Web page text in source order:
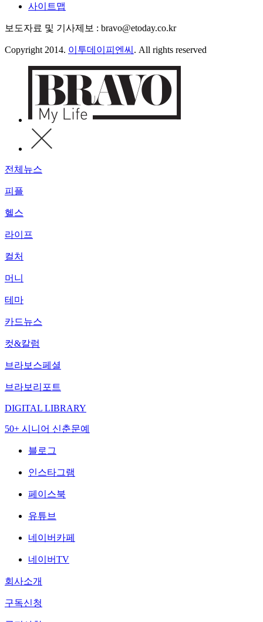
사이트맵
보도자료 및 기사제보 : bravo@etoday.co.kr
Copyright 2014. 이투데이피엔씨 . All rights reserved
전체뉴스
피플
헬스
라이프
컬처
머니
테마
카드뉴스
컷&칼럼
브라보스페셜
브라보리포트
DIGITAL LIBRARY
50+ 시니어 신춘문예
블로그
인스타그램
페이스북
유튜브
네이버카페
네이버TV
회사소개
구독신청